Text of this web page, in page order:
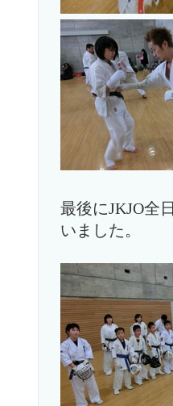
最後にJKJO全
いました。